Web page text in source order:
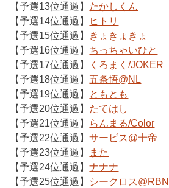
【予選13位通過】 たかしくん
【予選14位通過】
ヒトリ
【予選15位通過】 きょきょきょ
【予選16位通過】 ちっちゃいひと
【予選17位通過】
くろまく/JOKER
【予選18位通過】 五条悟@NL
【予選19位通過】 ともとも
【予選20位通過】 たてはし
【予選21位通過】 らんまる/Color
【予選22位通過】サービス@十帝
【予選23位通過】
また
【予選24位通過】ナナナ
【予選25位通過】 シークロス@RBN